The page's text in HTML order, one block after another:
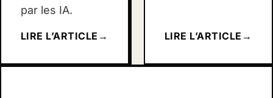
par les IA.
LIRE L’ARTICLE → LIRE L’ARTICLE →